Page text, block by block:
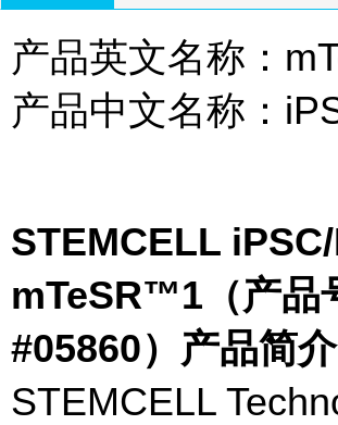
产品英文名称：
产品中文名称：
STEMCELL
mTeSR™1（产品
#05860）产品简介
STEMCELL